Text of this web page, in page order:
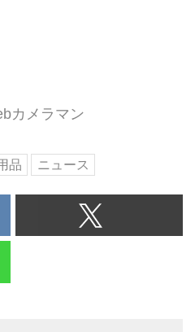
カメラマン
品 ニュース